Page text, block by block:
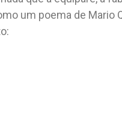
um poema de Mario